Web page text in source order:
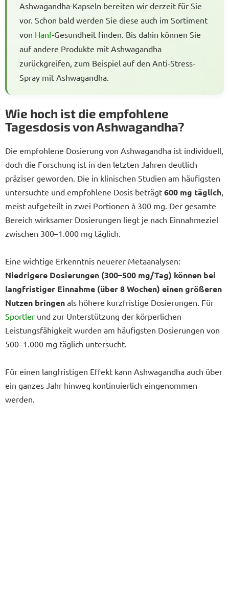
Ashwagandha-Kapseln bereiten wir derzeit für Sie
vor. Schon bald werden Sie diese auch im Sortiment
von Hanf-Gesundheit finden. Bis dahin können Sie
auf andere Produkte mit Ashwagandha
zurückgreifen, zum Beispiel auf den Anti-Stress-
Spray mit Ashwagandha.
Wie hoch ist die empfohlene
Tagesdosis von Ashwagandha?
Die empfohlene Dosierung von Ashwagandha ist individuell,
doch die Forschung ist in den letzten Jahren deutlich
präziser geworden. Die in klinischen Studien am häufigsten
untersuchte und empfohlene Dosis beträgt 600 mg täglich,
meist aufgeteilt in zwei Portionen à 300 mg. Der gesamte
Bereich wirksamer Dosierungen liegt je nach Einnahmeziel
zwischen 300–1.000 mg täglich.
Eine wichtige Erkenntnis neuerer Metaanalysen:
Niedrigere Dosierungen (300–500 mg/Tag) können bei
langfristiger Einnahme (über 8 Wochen) einen größeren
Nutzen bringen als höhere kurzfristige Dosierungen. Für
Sportler und zur Unterstützung der körperlichen
Leistungsfähigkeit wurden am häufigsten Dosierungen von
500–1.000 mg täglich untersucht.
Für einen langfristigen Effekt kann Ashwagandha auch über
ein ganzes Jahr hinweg kontinuierlich eingenommen
werden.